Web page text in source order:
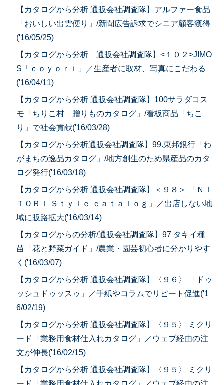
【カタログから分析 通販会社調査隊】アルファー食品
「おいしい出雲便り」/新聞広告訴求でシニア顧客獲得
('16/05/25)
【カタログから分析 通販会社調査隊】<１０２>JIMO
S「ｃｏｙｏｒｉ」／生産者に取材、写真にこだわる
('16/04/11)
【カタログから分析 通販会社調査隊】100サラダコス
モ「ちりこ村 贈りものカタログ」/看板商品「ちこ
り」で社会貢献('16/03/28)
【カタログから分析通販会社調査隊】99.東邦銀行「わ
がまちの逸品カタログ」/地方創生のため県産品のカタ
ログ発行('16/03/18)
【カタログから分析 通販会社調査隊】＜９８＞ 「ＮＩ
ＴＯＲＩ Ｓｔｙｌｅ ｃａｔａｌｏｇ」／出店しない地
域に販路拡大('16/03/14)
【カタログからの分析/通販会社調査隊】97 タキイ種
苗「花と野菜ガイド」/農業・園芸初心者に分かりやす
く('16/03/07)
【カタログから分析 通販会社調査隊】〈９６〉 「ドゥ
ッシュドゥッスゥ」／手紙やコラムでリピート促進('1
6/02/19)
【カタログから分析 通販会社調査隊】〈９５〉 ミクリ
ード「業務用食材仕入れカタログ」／ウェブ経由の注
文が伸長('16/02/15)
【カタログから分析 通販会社調査隊】〈９５〉 ミクリ